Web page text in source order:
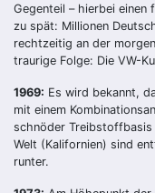
Gegenteil – hierbei einen
zu spät: Millionen
rechtzeitig an der
traurige Folge: Die VW-
1969: Es wird bekannt,
mit einem
schnöder Treibstoffbasis
Welt (Kalifornien) sind
runter.